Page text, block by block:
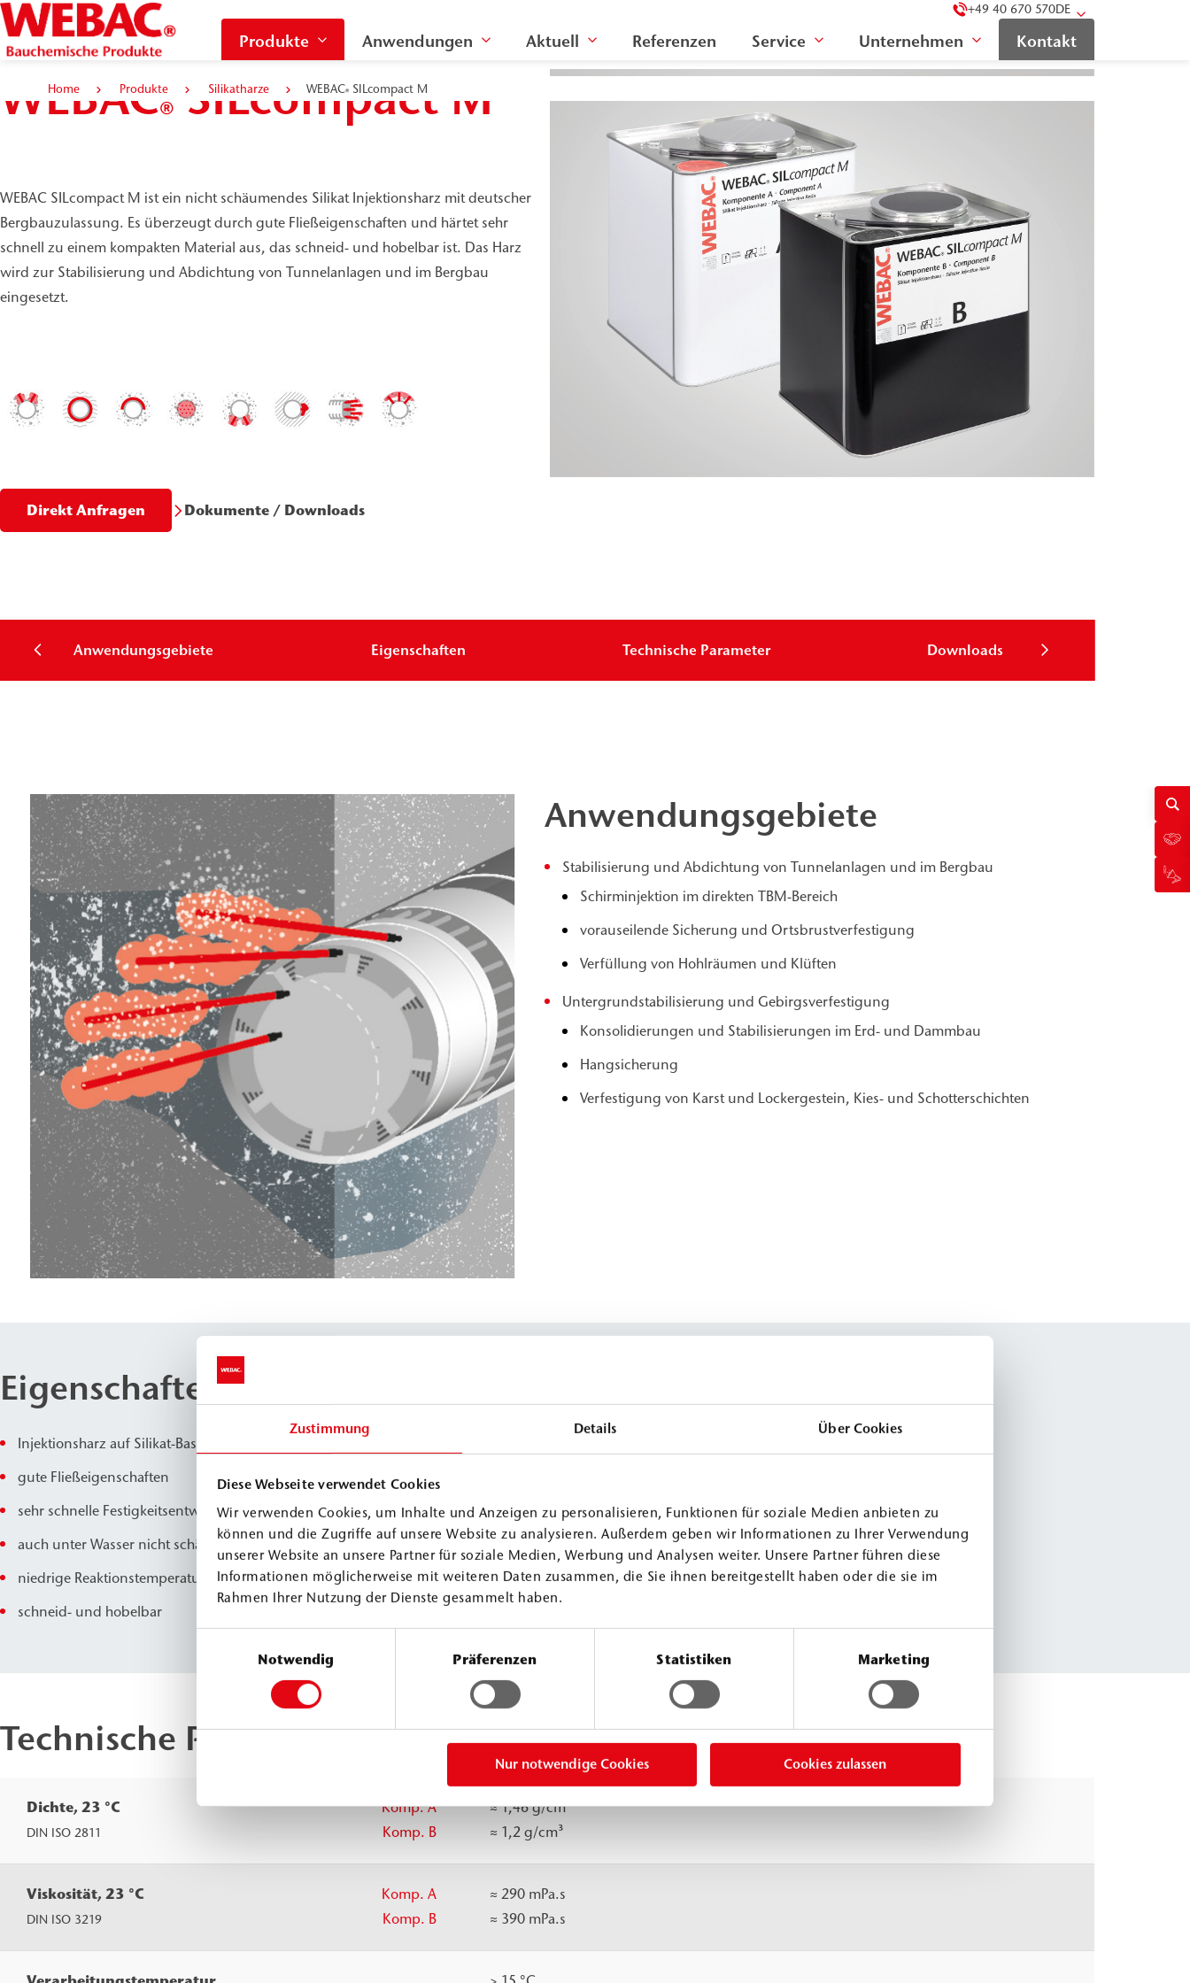
Zustimmung Details Über Cookies
Diese Webseite verwendet Cookies
Wir verwenden Cookies, um Inhalte und Anzeigen zu personalisieren, Funktionen für soziale Medien anbieten zu
können und die Zugriffe auf unsere Website zu analysieren. Außerdem geben wir Informationen zu Ihrer Verwendung
unserer Website an unsere Partner für soziale Medien, Werbung und Analysen weiter. Unsere Partner führen diese
Informationen möglicherweise mit weiteren Daten zusammen, die Sie ihnen bereitgestellt haben oder die sie im
Rahmen Ihrer Nutzung der Dienste gesammelt haben.
Notwendig Präferenzen Statistiken Marketing
Nur notwendige Cookies Cookies zulassen
+49 40 670 570DE
Produkte Anwendungen Aktuell Referenzen Service Unternehmen Kontakt
Home Produkte Silikatharze WEBAC®SILcompact M
WEBAC® SILcompact M
WEBAC SILcompact M ist ein nicht schäumendes Silikat Injektionsharz mit deutscher
Bergbauzulassung. Es überzeugt durch gute Fließeigenschaften und härtet sehr
schnell zu einem kompakten Material aus, das schneid- und hobelbar ist. Das Harz
wird zur Stabilisierung und Abdichtung von Tunnelanlagen und im Bergbau
eingesetzt.
Direkt Anfragen Dokumente / Downloads
Anwendungsgebiete Eigenschaften Technische Parameter Downloads
Anwendungsgebiete
Stabilisierung und Abdichtung von Tunnelanlagen und im Bergbau
Schirminjektion im direkten TBM-Bereich
vorauseilende Sicherung und Ortsbrustverfestigung
Verfüllung von Hohlräumen und Klüften
Untergrundstabilisierung und Gebirgsverfestigung
Konsolidierungen und Stabilisierungen im Erd- und Dammbau
Hangsicherung
Verfestigung von Karst und Lockergestein, Kies- und Schotterschichten
Eigenschaften
Injektionsharz auf Silikat-Basis
gute Fließeigenschaften
sehr schnelle Festigkeitsentwicklung
auch unter Wasser nicht schäumend
niedrige Reaktionstemperatur
schneid- und hobelbar
Technische Parameter
Dichte, 23 °C
DIN ISO 2811
Komp. A
Komp. B
≈1,46 g/cm³
≈ 1,2 g/cm³
Viskosität, 23 °C
DIN ISO 3219
Komp. A
Komp. B
≈ 290 mPa.s
≈ 390 mPa.s